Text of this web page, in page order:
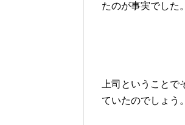
たのが事実でした。
上司ということ
ていたのでしょう。